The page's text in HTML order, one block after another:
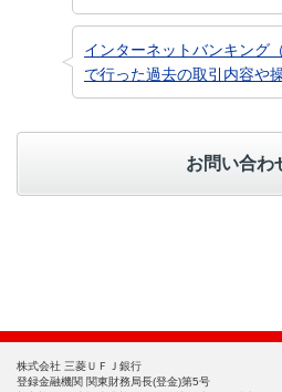
インターネットバンキング
で行った過去の取引内容や
お問い合わ
株式会社 三菱ＵＦＪ銀行
登録金融機関 関東財務局長(登金)第5号